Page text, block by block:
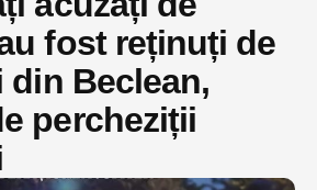
fost reținuți de
Beclean,
percheziții